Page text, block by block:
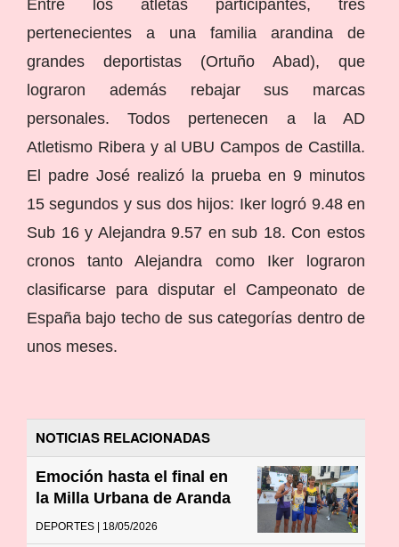
Entre los atletas participantes, tres
pertenecientes a una familia arandina de
grandes deportistas (Ortuño Abad), que
lograron además rebajar sus marcas
personales. Todos pertenecen a la AD
Atletismo Ribera y al UBU Campos de Castilla.
El padre José realizó la prueba en 9 minutos
15 segundos y sus dos hijos: Iker logró 9.48 en
Sub 16 y Alejandra 9.57 en sub 18. Con estos
cronos tanto Alejandra como Iker lograron
clasificarse para disputar el Campeonato de
España bajo techo de sus categorías dentro de
unos meses.
NOTICIAS RELACIONADAS
Emoción hasta el final en
la Milla Urbana de Aranda
DEPORTES | 18/05/2026